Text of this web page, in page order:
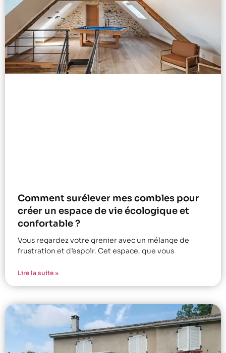
Comment surélever mes combles pour
créer un espace de vie écologique et
confortable ?
Vous regardez votre grenier avec un mélange de
frustration et d’espoir. Cet espace, que vous
Lire la suite »